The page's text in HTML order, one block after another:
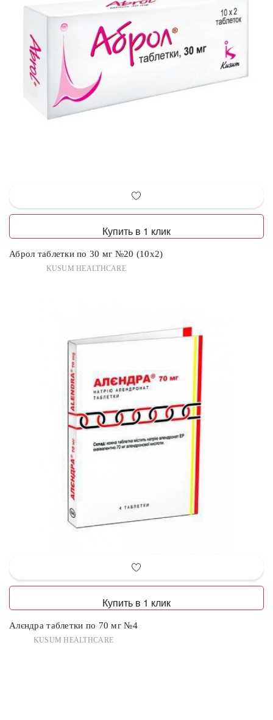
Купить в 1 клик
Аброл таблетки по 30 мг №20 (10х2)
KUSUM HEALTHCARE
Купить в 1 клик
Алєндра таблетки по 70 мг №4
KUSUM HEALTHCARE